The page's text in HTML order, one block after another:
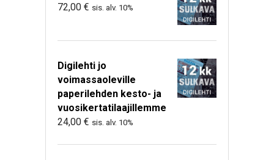
72,00 € sis. alv. 10%
Digilehti jo
voimassaoleville
paperilehden kesto- ja
vuosikertatilaajillemme
24,00 € sis. alv. 10%